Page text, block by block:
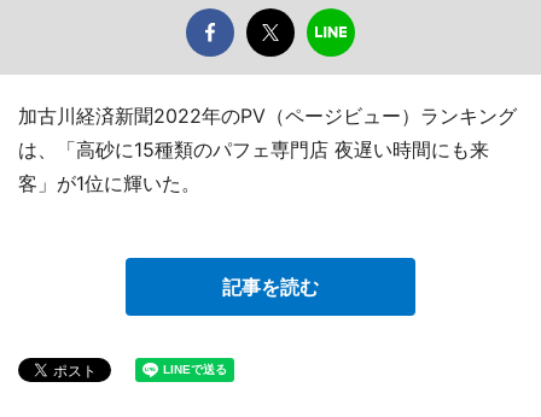
加古川経済新聞2022年のPV（ページビュー）ランキング
は、「高砂に15種類のパフェ専門店 夜遅い時間にも来
客」が1位に輝いた。
記事を読む